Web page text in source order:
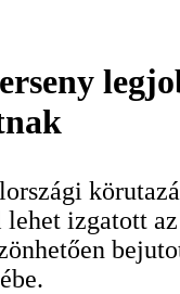
izgatott